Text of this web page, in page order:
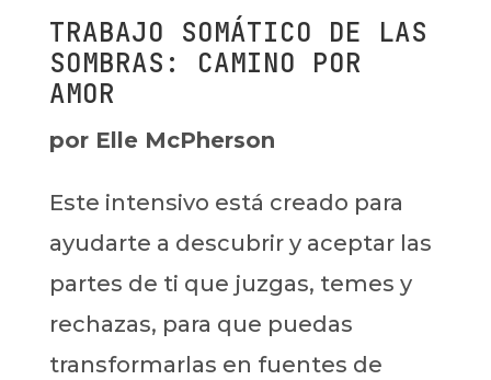
TRABAJO SOMÁTICO DE LAS
SOMBRAS: CAMINO POR
AMOR
por Elle McPherson
Este intensivo está creado para
ayudarte a descubrir y aceptar las
partes de ti que juzgas, temes y
rechazas, para que puedas
transformarlas en fuentes de